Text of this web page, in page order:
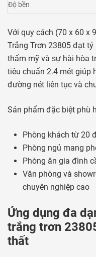
Độ bền
Với quy cách (70 x 60 x
Trắng Trơn 23805 đạt
thẩm mỹ và sự hài hòa
tiêu chuẩn 2.4 mét giúp
đường nét liên tục và
Sản phẩm đặc biệt phù
Phòng khách từ 20
Phòng ngủ mang
Phòng ăn gia đình
Văn phòng và
chuyên nghiệp cao
Ứng dụng đa
trắng trơn
thất